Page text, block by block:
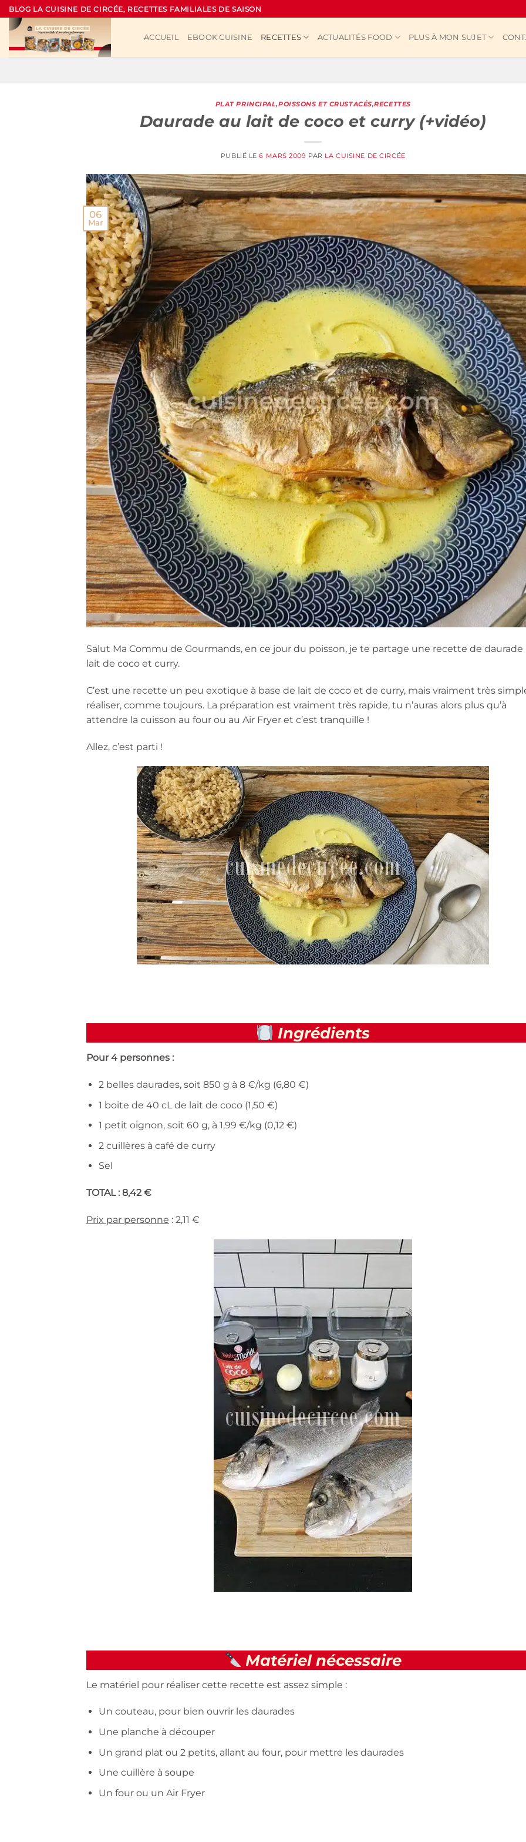
Passer
au
contenu
BLOG LA CUISINE DE CIRCÉE, RECETTES FAMILIALES DE SAISON
ACCUEIL EBOOK CUISINE RECETTES ACTUALITÉS FOOD PLUS À MON SUJET
PLAT PRINCIPAL,POISSONS ET CRUSTACÉS,RECETTES
Daurade au lait de coco et curry (+vidéo)
PUBLIÉ LE6 MARS 2009 PAR LA CUISINE DE CIRCÉE
06
Mar
Salut Ma Commu de Gourmands, en ce jour du poisson, je te partage une recette de daurade
lait de coco et curry.
C’est une recette un peu exotique à base de lait de coco et de curry, mais vraiment très
réaliser, comme toujours. La préparation est vraiment très rapide, tu n’auras alors plus qu’à
attendre la cuisson au four ou au Air Fryer et c’est tranquille !
Allez, c’est parti !
Ingrédients
Pour 4 personnes :
2 belles daurades, soit 850 g à 8 €/kg (6,80 €)
1 boite de 40 cL de lait de coco (1,50 €)
1 petit oignon, soit 60 g, à 1,99 €/kg (0,12 €)
2 cuillères à café de curry
Sel
TOTAL : 8,42 €
Prix par personne : 2,11 €
Matériel nécessaire
Le matériel pour réaliser cette recette est assez simple :
Un couteau, pour bien ouvrir les daurades
Une planche à découper
Un grand plat ou 2 petits, allant au four, pour mettre les daurades
Une cuillère à soupe
Un four ou un Air Fryer